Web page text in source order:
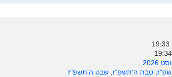
2026
,טבת ה'תשפ"ז ,שבט ה'תשפ"ז